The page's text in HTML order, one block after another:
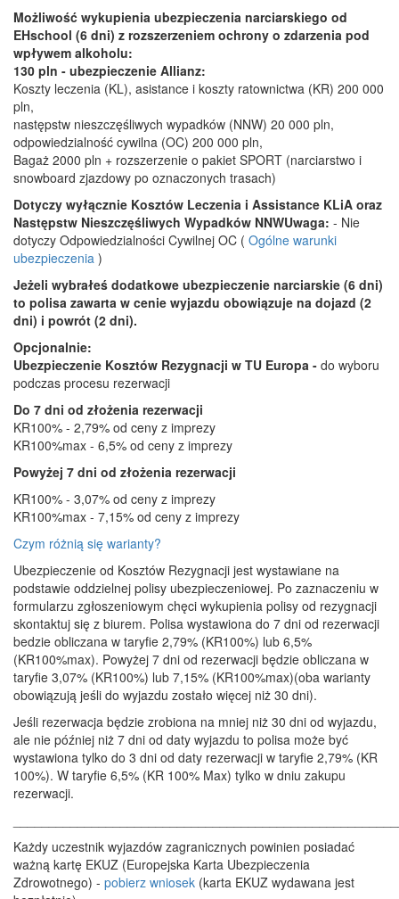
Możliwość wykupienia ubezpieczenia narciarskiego od
EHschool (6 dni) z rozszerzeniem ochrony o zdarzenia pod
wpływem alkoholu:
130 pln - ubezpieczenie Allianz:
Koszty leczenia (KL), asistance i koszty ratownictwa (KR) 200 000
pln,
następstw nieszczęśliwych wypadków (NNW) 20 000 pln,
odpowiedzialność cywilna (OC) 200 000 pln,
Bagaż 2000 pln + rozszerzenie o pakiet SPORT (narciarstwo i
snowboard zjazdowy po oznaczonych trasach)
Dotyczy wyłącznie Kosztów Leczenia i Assistance KLiA oraz
Następstw Nieszczęśliwych Wypadków NNWUwaga: - Nie
dotyczy Odpowiedzialności Cywilnej OC ( Ogólne warunki
ubezpieczenia )
Jeżeli wybrałeś dodatkowe ubezpieczenie narciarskie (6 dni)
to polisa zawarta w cenie wyjazdu obowiązuje na dojazd (2
dni) i powrót (2 dni).
Opcjonalnie:
Ubezpieczenie Kosztów Rezygnacji w TU Europa - do wyboru
podczas procesu rezerwacji
Do 7 dni od złożenia rezerwacji
KR100% - 2,79% od ceny z imprezy
KR100%max - 6,5% od ceny z imprezy
Powyżej 7 dni od złożenia rezerwacji
KR100% - 3,07% od ceny z imprezy
KR100%max - 7,15% od ceny z imprezy
Czym różnią się warianty?
Ubezpieczenie od Kosztów Rezygnacji jest wystawiane na
podstawie oddzielnej polisy ubezpieczeniowej. Po zaznaczeniu w
formularzu zgłoszeniowym chęci wykupienia polisy od rezygnacji
skontaktuj się z biurem. Polisa wystawiona do 7 dni od rezerwacji
bedzie obliczana w taryfie 2,79% (KR100%) lub 6,5%
(KR100%max). Powyżej 7 dni od rezerwacji będzie obliczana w
taryfie 3,07% (KR100%) lub 7,15% (KR100%max)(oba warianty
obowiązują jeśli do wyjazdu zostało więcej niż 30 dni).
Jeśli rezerwacja będzie zrobiona na mniej niż 30 dni od wyjazdu,
ale nie później niż 7 dni od daty wyjazdu to polisa może być
wystawiona tylko do 3 dni od daty rezerwacji w taryfie 2,79% (KR
100%). W taryfie 6,5% (KR 100% Max) tylko w dniu zakupu
rezerwacji.
Każdy uczestnik wyjazdów zagranicznych powinien posiadać
ważną kartę EKUZ (Europejska Karta Ubezpieczenia
Zdrowotnego) - pobierz wniosek (karta EKUZ wydawana jest